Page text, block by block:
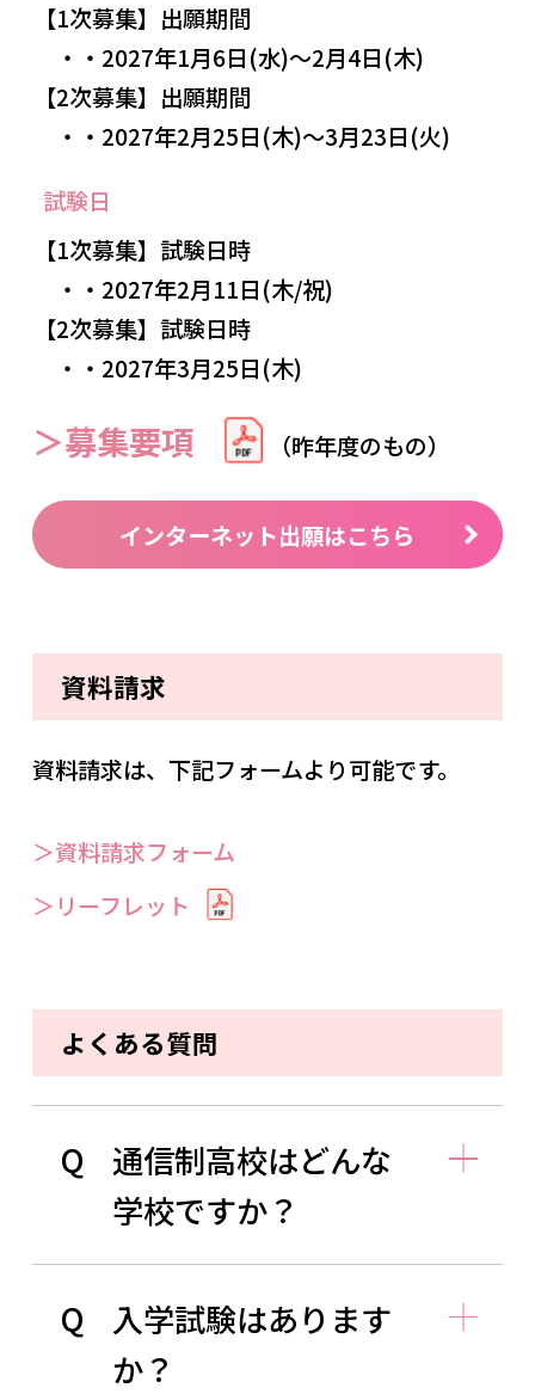
【1次募集】出願期間
・・2027年1月6日(水)～2月4日(木)
【2次募集】出願期間
・・2027年2月25日(木)～3月23日(火)
試験日
【1次募集】試験日時
・・2027年2月11日(木/祝)
【2次募集】試験日時
・・2027年3月25日(木)
＞募集要項 （昨年度のもの）
インターネット出願はこちら
資料請求
資料請求は、下記フォームより可能です。
＞資料請求フォーム
＞リーフレット
よくある質問
Q
通信制高校はどんな
学校ですか？
Q
入学試験はあります
か？